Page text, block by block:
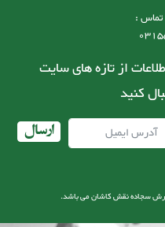
تماس :
از تازه های سایت
کنید
ارسال
سجاده نقش کاشان می باشد.